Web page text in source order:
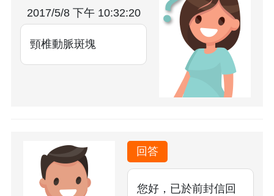
2017/5/8 下午 10:32:20
頸椎動脈斑塊
回答
您好，已於前封信回